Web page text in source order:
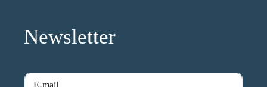
Newsletter
nE